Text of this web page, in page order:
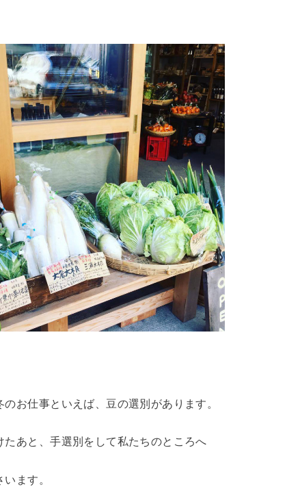
のお仕事といえば、豆の選別があります。
たあと、手選別をして私たちのところへ
ます。